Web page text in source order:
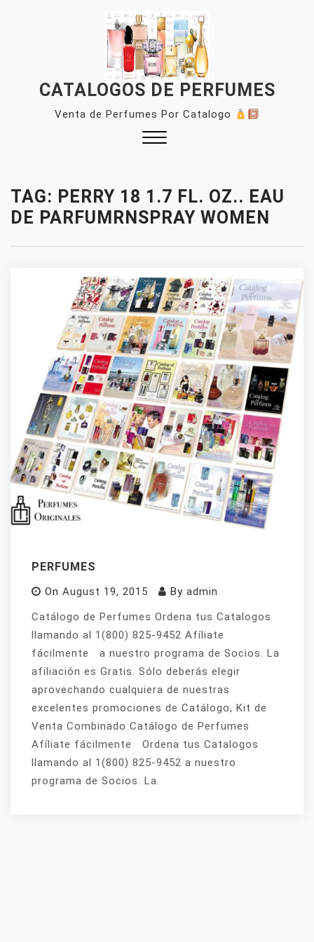
CATALOGOS DE PERFUMES
Venta de Perfumes Por Catalogo
TAG: PERRY 18 1.7 FL. OZ.. EAU
DE PARFUMRNSPRAY WOMEN
PERFUMES
On August 19, 2015 By admin
Catálogo de Perfumes Ordena tus Catalogos
llamando al 1(800) 825-9452 Afíliate
fácilmente a nuestro programa de Socios. La
afiliación es Gratis. Sólo deberás elegir
aprovechando cualquiera de nuestras
excelentes promociones de Catálogo, Kit de
Venta Combinado Catálogo de Perfumes
Afíliate fácilmente Ordena tus Catalogos
llamando al 1(800) 825-9452 a nuestro
programa de Socios. La.